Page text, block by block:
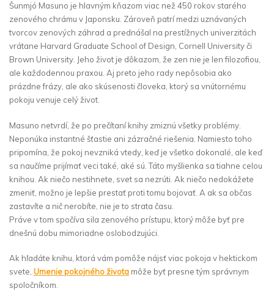
Šunmjó Masuno je hlavným kňazom viac než 450 rokov starého
zenového chrámu v Japonsku. Zároveň patrí medzi uznávaných
tvorcov zenových záhrad a prednášal na prestížnych univerzitách
vrátane Harvard Graduate School of Design, Cornell University či
Brown University. Jeho život je dôkazom, že zen nie je len filozofiou,
ale každodennou praxou. Aj preto jeho rady nepôsobia ako
prázdne frázy, ale ako skúsenosti človeka, ktorý sa vnútornému
pokoju venuje celý život.
Masuno netvrdí, že po prečítaní knihy zmiznú všetky problémy.
Neponúka instantné šťastie ani zázračné riešenia. Namiesto toho
pripomína, že pokoj nevzniká vtedy, keď je všetko dokonalé, ale keď
sa naučíme prijímať veci také, aké sú. Táto myšlienka sa tiahne celou
knihou. Ak niečo nestihnete, svet sa nezrúti. Ak niečo nedokážete
zmeniť, možno je lepšie prestať proti tomu bojovať. A ak sa občas
zastavíte a nič nerobíte, nie je to strata času.
Práve v tom spočíva sila zenového prístupu, ktorý môže byť pre
dnešnú dobu mimoriadne oslobodzujúci.
Ak hľadáte knihu, ktorá vám pomôže nájsť viac pokoja v hektickom
svete, Umenie pokojného životamôže byť presne tým správnym
spoločníkom.